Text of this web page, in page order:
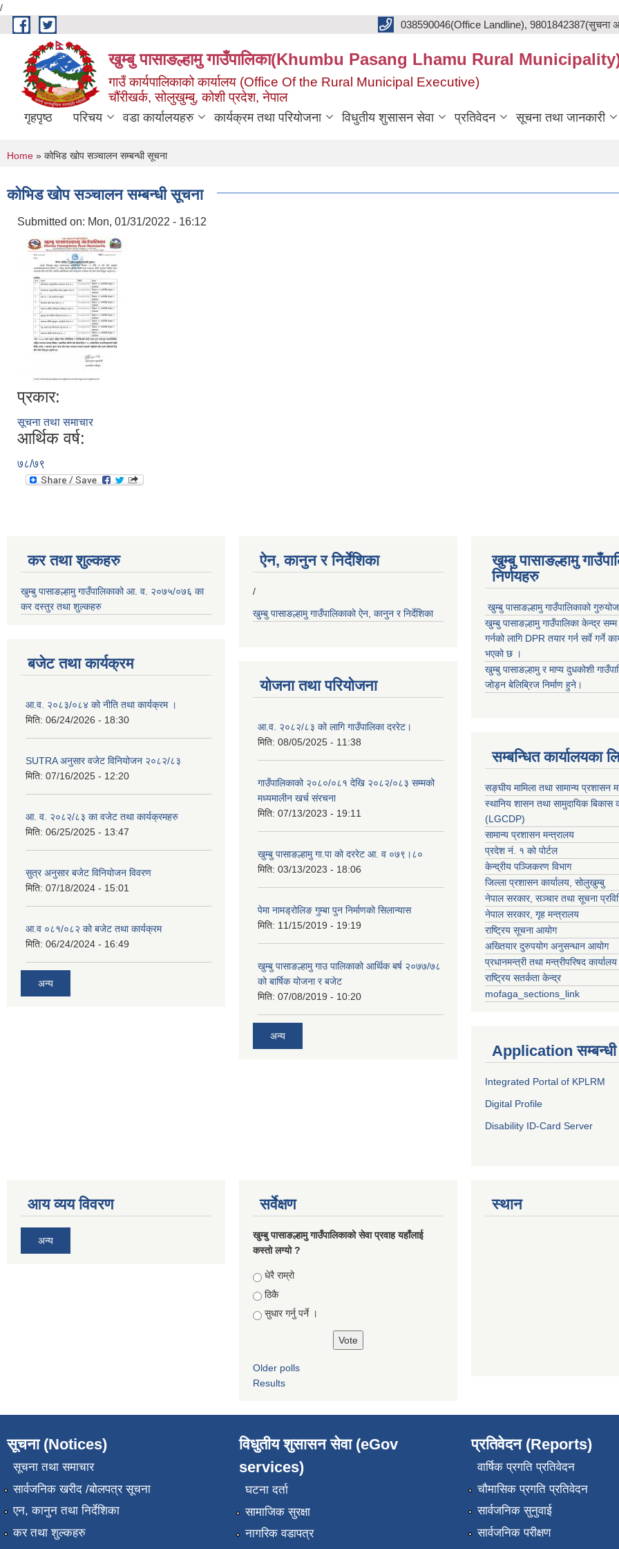
/
Skip to main content
038590046(Office Landline), 9801842387(सुचना
खुम्बु पासाङल्हामु गाउँपालिका(Khumbu Pasang Lhamu Rural
गाउँ कार्यपालिकाको कार्यालय (Office Of the Rural Municipal Executive)
चौंरीखर्क, सोलुखुम्बु, कोशी प्रदेश, नेपाल
गृहपृष्ठ परिचय वडा कार्यालयहरु कार्यक्रम तथा परियोजना विधुतीय शुसासन सेवा प्रतिवेदन सूचना तथा जानकारी
You are here
Home » कोभिड खोप सञ्चालन सम्बन्धी सूचना
कोभिड खोप सञ्चालन सम्बन्धी सूचना
Submitted on: Mon, 01/31/2022 - 16:12
प्रकार:
सूचना तथा समाचार
आर्थिक वर्ष:
७८/७९
कर तथा शुल्कहरु
खुम्बु पासाङल्हामु गाउँपालिकाको आ. व. २०७५/०७६ का
कर दस्तुर तथा शुल्कहरु
बजेट तथा कार्यक्रम
आ.व. २०८३/०८४ को नीति तथा कार्यक्रम ।
मिति: 06/24/2026 - 18:30
SUTRA अनुसार वजेट विनियोजन २०८२/८३
मिति: 07/16/2025 - 12:20
आ. व. २०८२/८३ का वजेट तथा कार्यक्रमहरु
मिति: 06/25/2025 - 13:47
सुत्र अनुसार बजेट विनियोजन विवरण
मिति: 07/18/2024 - 15:01
आ.व ०८१/०८२ को बजेट तथा कार्यक्रम
मिति: 06/24/2024 - 16:49
अन्य
ऐन, कानुन र निर्देशिका
/
खुम्बु पासाङल्हामु गाउँपालिकाको ऐन, कानुन र निर्देशिका
योजना तथा परियोजना
आ.व. २०८२/८३ को लागि गाउँपालिका दररेट।
मिति: 08/05/2025 - 11:38
गाउँपालिकाको २०८०/०८१ देखि २०८२/०८३ सम्मको
मध्यमालीन खर्च संरचना
मिति: 07/13/2023 - 19:11
खुम्बु पासाङल्हामु गा.पा को दररेट आ. व ०७९।८०
मिति: 03/13/2023 - 18:06
पेमा नामड्रोलिङ गुम्बा पुन निर्माणको सिलान्यास
मिति: 11/15/2019 - 19:19
खुम्बु पासाङल्हामु गाउ पालिकाको आर्थिक बर्ष २०७७/७८
को बार्षिक योजना र बजेट
मिति: 07/08/2019 - 10:20
अन्य
खुम्बु पासाङल्हामु
निर्णयहरु
खुम्बु पासाङल्हामु गाउँपालिकाको
खुम्बु पासाङल्हामु गाउँपालिका केन्द्र
गर्नको लागि DPR तयार गर्न सर्वे गर्ने
भएको छ ।
खुम्बु पासाङल्हामु र माप्य दुधकोशी
जोड्न बेलिब्रिज निर्माण हुने।
सम्बन्धित कार्यालयका
सङ्घीय मामिला तथा सामान्य प्रशासन
स्थानिय शासन तथा सामुदायिक बिकास
(LGCDP)
सामान्य प्रशासन मन्त्रालय
प्रदेश नं. १ को पोर्टल
केन्द्रीय पञ्जिकरण विभाग
जिल्ला प्रशासन कार्यालय, सोलुखुम्बु
नेपाल सरकार, सञ्चार तथा सूचना
नेपाल सरकार, गृह मन्त्रालय
राष्ट्रिय सूचना आयोग
अख्तियार दुरुपयोग अनुसन्धान आयोग
प्रधानमन्त्री तथा मन्त्रीपरिषद कार्यालय
राष्ट्रिय सतर्कता केन्द्र
mofaga_sections_link
Application
Integrated Portal of KPLRM
Digital Profile
Disability ID-Card Server
आय व्यय विवरण
अन्य
सर्वेक्षण
खुम्बु पासाङल्हामु गाउँपालिकाको सेवा प्रवाह यहाँलाई
कस्तो लग्यो ?
Choices
धेरै राम्रो
ठिकै
सुधार गर्नु पर्ने ।
Older polls
Results
स्थान
सूचना (Notices)
सूचना तथा समाचार
सार्वजनिक खरीद /बोलपत्र सूचना
एन, कानुन तथा निर्देशिका
कर तथा शुल्कहरु
विधुतीय शुसासन सेवा (eGov
services)
घटना दर्ता
सामाजिक सुरक्षा
नागरिक वडापत्र
प्रतिवेदन (Reports)
वार्षिक प्रगति प्रतिवेदन
चौमासिक प्रगति प्रतिवेदन
सार्वजनिक सुनुवाई
सार्वजनिक परीक्षण